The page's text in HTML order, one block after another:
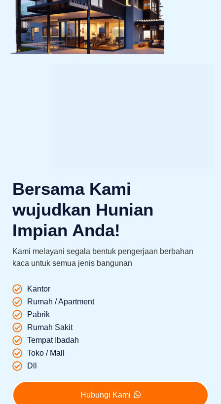
Bersama Kami
wujudkan Hunian
Impian Anda!
Kami melayani segala bentuk pengerjaan berbahan
kaca untuk semua jenis bangunan
Kantor
Rumah / Apartment
Pabrik
Rumah Sakit
Tempat Ibadah
Toko / Mall
Dll
Hubungi Kami